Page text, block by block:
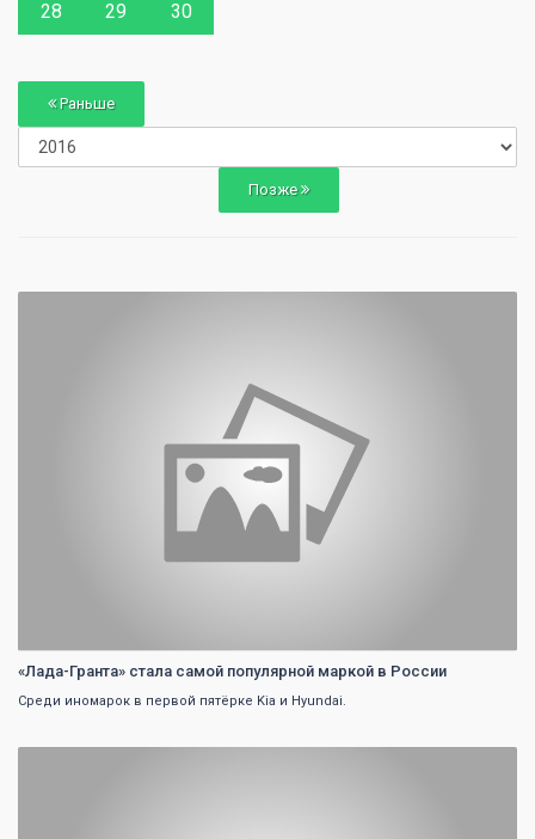
28 29 30
Раньше
Позже
«Лада-Гранта» стала самой популярной маркой в России
Среди иномарок в первой пятёрке Kia и Hyundai.